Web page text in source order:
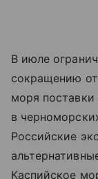
В июле
сокращению
моря поставки
в
Российские
Каспийское